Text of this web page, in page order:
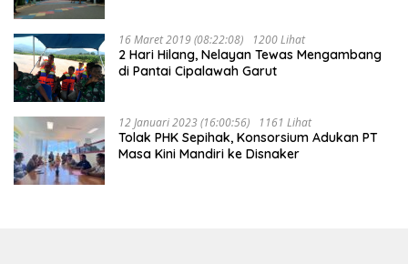
16 Maret 2019 (08:22:08) 1200 Lihat
2 Hari Hilang, Nelayan Tewas Mengambang
di Pantai Cipalawah Garut
12 Januari 2023 (16:00:56) 1161 Lihat
Tolak PHK Sepihak, Konsorsium Adukan PT
Masa Kini Mandiri ke Disnaker